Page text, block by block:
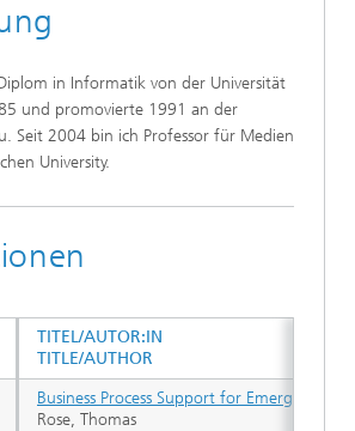
in Informatik von der Universität
und promovierte 1991 an der
Seit 2004 bin ich Professor für Medien
University.
TITEL/AUTOR:IN
TITLE/AUTHOR
Business Process Support for Emergency
Rose, Thomas